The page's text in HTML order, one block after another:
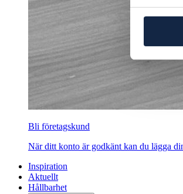
Bli företagskund
När ditt konto är godkänt kan du lägga
Inspiration
Aktuellt
Hållbarhet